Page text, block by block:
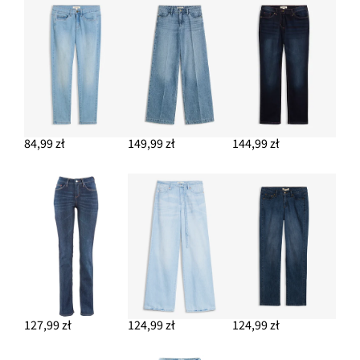
Płaszcz dzianinowy
122,99 zł
DODAJ DO KOSZYKA
84,99 zł 149,99 zł 144,99 zł
127,99 zł 124,99 zł 124,99 zł